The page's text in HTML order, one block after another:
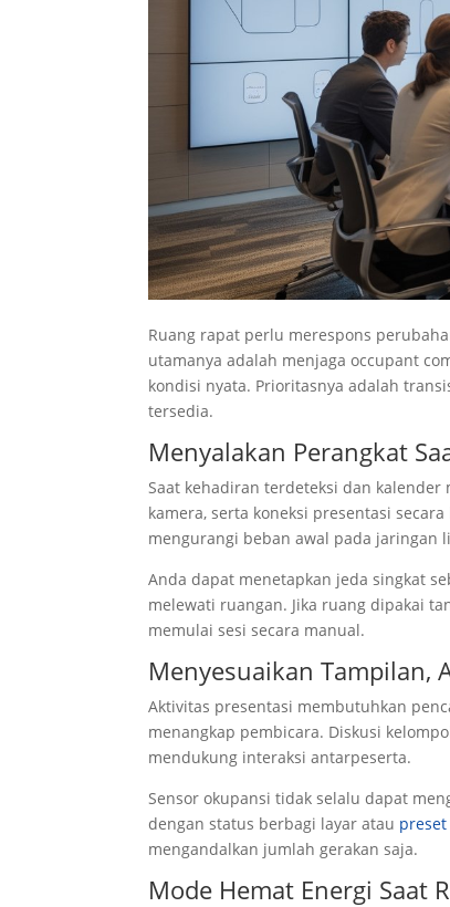
Ruang rapat perlu merespons
utamanya adalah menjaga occupant
kondisi nyata. Prioritasnya adalah
tersedia.
Menyalakan Perangkat
Saat kehadiran terdeteksi dan
kamera, serta koneksi presentasi
mengurangi beban awal pada jaringan
Anda dapat menetapkan jeda singkat
melewati ruangan. Jika ruang dipakai
memulai sesi secara manual.
Menyesuaikan Tampilan,
Aktivitas presentasi membutuhkan
menangkap pembicara. Diskusi
mendukung interaksi antarpeserta.
Sensor okupansi tidak selalu dapat
dengan status berbagi layar atau
mengandalkan jumlah gerakan saja.
Mode Hemat Energi Saat